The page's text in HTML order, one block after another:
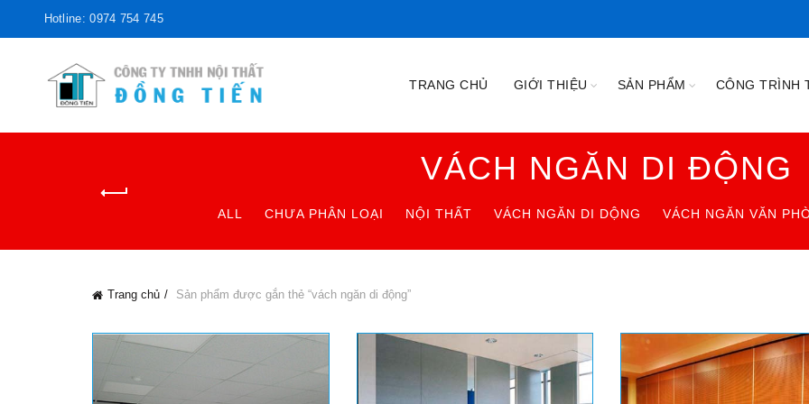
Hotline: 0974 754 745
TRANG CHỦ GIỚI THIỆU SẢN PHẨM CÔNG TRÌNH
VÁCH NGĂN DI ĐỘNG
ALL CHƯA PHÂN LOẠI NỘI THẤT VÁCH NGĂN DI DỘNG VÁCH NGĂN VĂN
Trang chủ Sản phẩm được gắn thẻ “vách ngăn di động”